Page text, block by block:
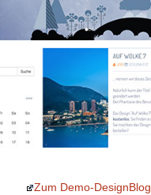
Zum Demo-DesignBlog